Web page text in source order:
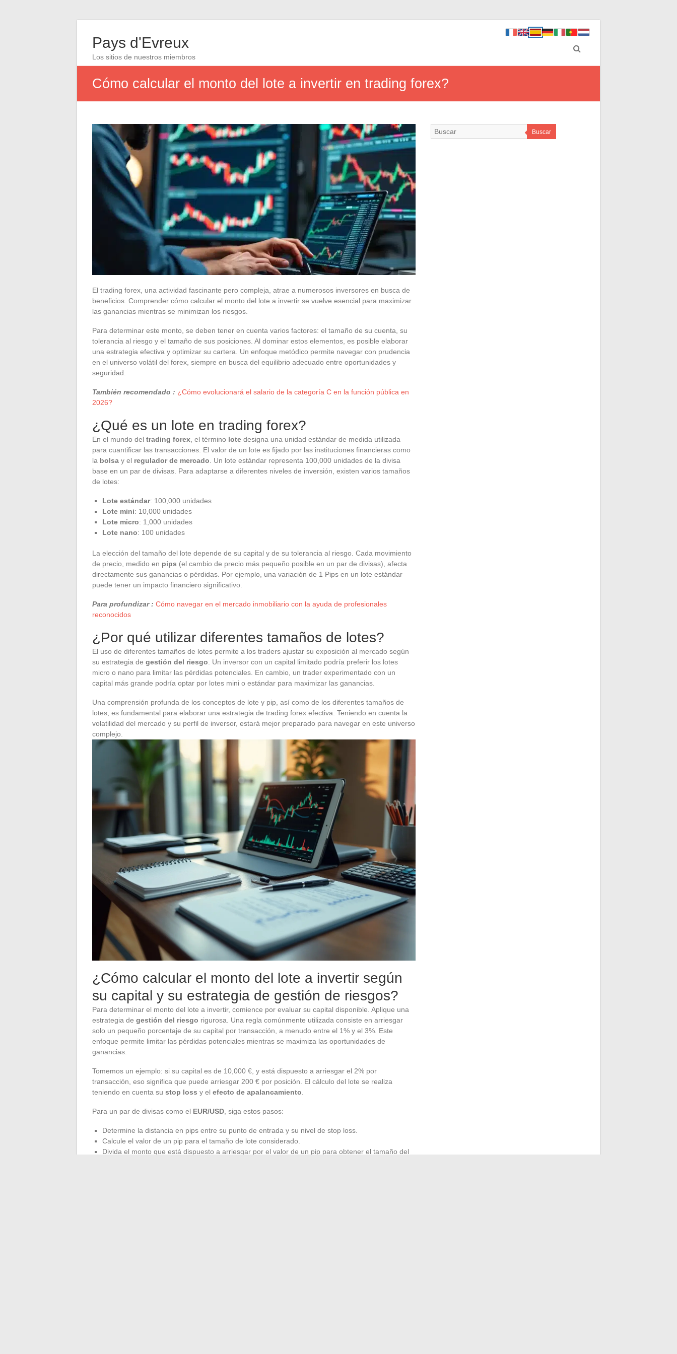
Pays d'Evreux
Los sitios de nuestros miembros
Cómo calcular el monto del lote a invertir en trading forex?
El trading forex, una actividad fascinante pero compleja, atrae a numerosos inversores en busca de
beneficios. Comprender cómo calcular el monto del lote a invertir se vuelve esencial para maximizar
las ganancias mientras se minimizan los riesgos.
Para determinar este monto, se deben tener en cuenta varios factores: el tamaño de su cuenta, su
tolerancia al riesgo y el tamaño de sus posiciones. Al dominar estos elementos, es posible elaborar
una estrategia efectiva y optimizar su cartera. Un enfoque metódico permite navegar con prudencia
en el universo volátil del forex, siempre en busca del equilibrio adecuado entre oportunidades y
seguridad.
También recomendado : ¿Cómo evolucionará el salario de la categoría C en la función pública en
2026?
¿Qué es un lote en trading forex?
En el mundo del trading forex , el término lote designa una unidad estándar de medida utilizada
para cuantificar las transacciones. El valor de un lote es fijado por las instituciones financieras como
la bolsa y el regulador de mercado . Un lote estándar representa 100,000 unidades de la divisa
base en un par de divisas. Para adaptarse a diferentes niveles de inversión, existen varios tamaños
de lotes:
Lote estándar: 100,000 unidades
Lote mini: 10,000 unidades
Lote micro: 1,000 unidades
Lote nano: 100 unidades
La elección del tamaño del lote depende de su capital y de su tolerancia al riesgo. Cada movimiento
de precio, medido en pips (el cambio de precio más pequeño posible en un par de divisas), afecta
directamente sus ganancias o pérdidas. Por ejemplo, una variación de 1 Pips en un lote estándar
puede tener un impacto financiero significativo.
Para profundizar : Cómo navegar en el mercado inmobiliario con la ayuda de profesionales
reconocidos
¿Por qué utilizar diferentes tamaños de lotes?
El uso de diferentes tamaños de lotes permite a los traders ajustar su exposición al mercado según
su estrategia de gestión del riesgo . Un inversor con un capital limitado podría preferir los lotes
micro o nano para limitar las pérdidas potenciales. En cambio, un trader experimentado con un
capital más grande podría optar por lotes mini o estándar para maximizar las ganancias.
Una comprensión profunda de los conceptos de lote y pip, así como de los diferentes tamaños de
lotes, es fundamental para elaborar una estrategia de trading forex efectiva. Teniendo en cuenta la
volatilidad del mercado y su perfil de inversor, estará mejor preparado para navegar en este universo
complejo.
¿Cómo calcular el monto del lote a invertir según
su capital y su estrategia de gestión de riesgos?
Para determinar el monto del lote a invertir, comience por evaluar su capital disponible. Aplique una
estrategia de gestión del riesgo rigurosa. Una regla comúnmente utilizada consiste en arriesgar
solo un pequeño porcentaje de su capital por transacción, a menudo entre el 1% y el 3%. Este
enfoque permite limitar las pérdidas potenciales mientras se maximiza las oportunidades de
ganancias.
Tomemos un ejemplo: si su capital es de 10,000 €, y está dispuesto a arriesgar el 2% por
transacción, eso significa que puede arriesgar 200 € por posición. El cálculo del lote se realiza
teniendo en cuenta su stop loss y el efecto de apalancamiento
Para un par de divisas como el EUR/USD , siga estos pasos:
Determine la distancia en pips entre su punto de entrada y su nivel de stop loss.
Calcule el valor de un pip para el tamaño de lote considerado.
Divida el monto que está dispuesto a arriesgar por el valor de un pip para obtener el tamaño del
Buscar